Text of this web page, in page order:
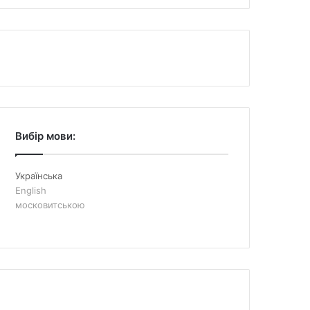
Вибір мови:
Українська
English
московитською